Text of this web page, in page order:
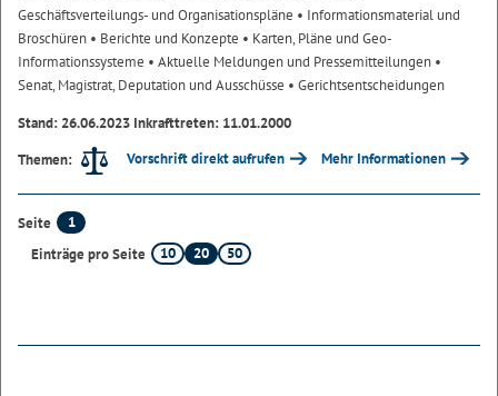
Geschäftsverteilungs- und Organisationspläne • Informationsmaterial und
Broschüren • Berichte und Konzepte • Karten, Pläne und Geo-
Informationssysteme • Aktuelle Meldungen und Pressemitteilungen •
Senat, Magistrat, Deputation und Ausschüsse • Gerichtsentscheidungen
Stand: 26.06.2023 Inkrafttreten: 11.01.2000
Themen:
Vorschrift direkt aufrufen Mehr Informationen
Seite
1
Einträge pro Seite
10 20 50